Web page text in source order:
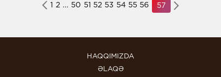
1 2 ... 50 51 52 53 54 55 56 57
HAQQIMIZDA
ƏLAQƏ